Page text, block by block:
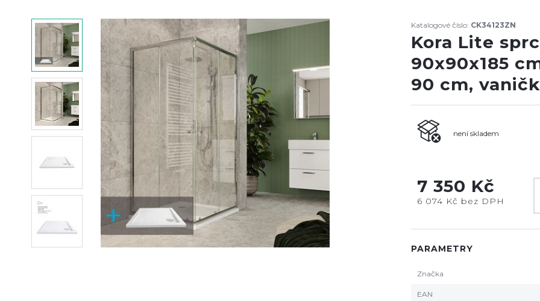
Katalogové číslo: CK34123ZN
Kora Lite
90x90x185
90 cm,
není skladem
7 350 Kč
6 074 Kč bez DPH
PARAMETRY
Značka
EAN